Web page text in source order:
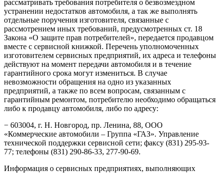
рассматривать требования потребителя о безвозмездном
устранении недостатков автомобиля, а так же выполнять
отдельные поручения изготовителя, связанные с
рассмотрением иных требований, предусмотренных ст. 18
Закона «О защите прав потребителей», передается продавцом
вместе с сервисной книжкой. Перечень уполномоченных
изготовителем сервисных предприятий, их адреса и телефоны
действуют на момент передачи автомобиля и в течение
гарантийного срока могут измениться. В случае
невозможности обращения на одно из указанных
предприятий, а также по всем вопросам, связанным с
гарантийным ремонтом, потребителю необходимо обращаться
либо к продавцу автомобиля, либо по адресу:
− 603004, г. Н. Новгород, пр. Ленина, 88, ООО
«Коммерческие автомобили – Группа «ГАЗ». Управление
технической поддержки сервисной сети; факсу (831) 295-93-
77; телефоны (831) 290-86-33, 277-90-69.
Информация о сервисных предприятиях, выполняющих